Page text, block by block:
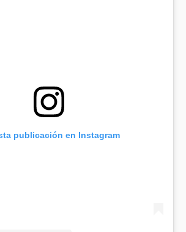
publicación en Instagram